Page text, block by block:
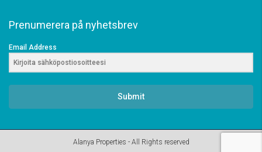
Prenumerera på nyhetsbrev
Email Address
Submit
Alanya Properties - All Rights reserved